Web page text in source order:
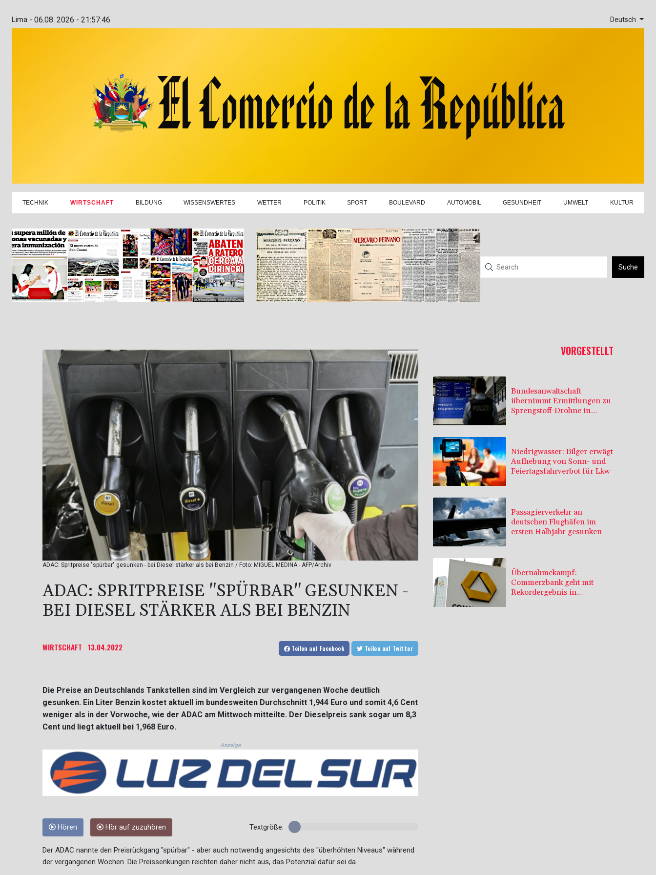
Lima - 06.08. 2026 - 21:57:47 Deutsch
TECHNIK WIRTSCHAFT BILDUNG WISSENSWERTES WETTER POLITIK SPORT BOULEVARD AUTOMOBIL GESUNDHEIT UMWELT KULTUR
Suche
ADAC: Spritpreise "spürbar" gesunken - bei Diesel stärker als bei Benzin / Foto: MIGUEL MEDINA - AFP/Archiv
ADAC: SPRITPREISE "SPÜRBAR" GESUNKEN -
BEI DIESEL STÄRKER ALS BEI BENZIN
WIRTSCHAFT 13.04.2022 Teilen auf Facebook Teilen auf Twitter
Die Preise an Deutschlands Tankstellen sind im Vergleich zur vergangenen Woche deutlich
gesunken. Ein Liter Benzin kostet aktuell im bundesweiten Durchschnitt 1,944 Euro und somit 4,6 Cent
weniger als in der Vorwoche, wie der ADAC am Mittwoch mitteilte. Der Dieselpreis sank sogar um 8,3
Cent und liegt aktuell bei 1,968 Euro.
Anzeige
Hören Hör auf zuzuhören Textgröße:
Der ADAC nannte den Preisrückgang "spürbar" - aber auch notwendig angesichts des "überhöhten Niveaus" während
der vergangenen Wochen. Die Preissenkungen reichten daher nicht aus, das Potenzial dafür sei da.
VORGESTELLT
Bundesanwaltschaft
übernimmt Ermittlungen zu
Sprengstoff-Drohne in
Niedrigwasser: Bilger erwägt
Aufhebung von Sonn- und
Feiertagsfahrverbot für Lkw
Passagierverkehr an
deutschen Flughäfen im
ersten Halbjahr gesunken
Übernahmekampf:
Commerzbank geht mit
Rekordergebnis in